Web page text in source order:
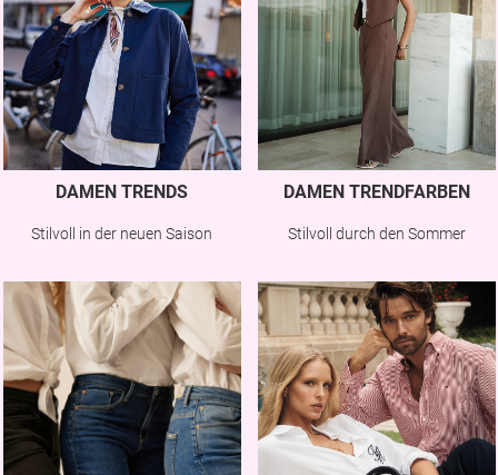
DAMEN TRENDS
Stilvoll in der neuen Saison
DAMEN TRENDFARBEN
Stilvoll durch den Sommer